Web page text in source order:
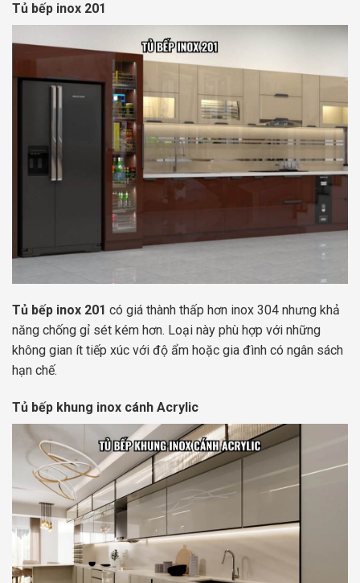
Tủ bếp inox 201
Tủ bếp inox 201 có giá thành thấp hơn inox 304 nhưng khả
năng chống gỉ sét kém hơn. Loại này phù hợp với những
không gian ít tiếp xúc với độ ẩm hoặc gia đình có ngân sách
hạn chế.
Tủ bếp khung inox cánh Acrylic